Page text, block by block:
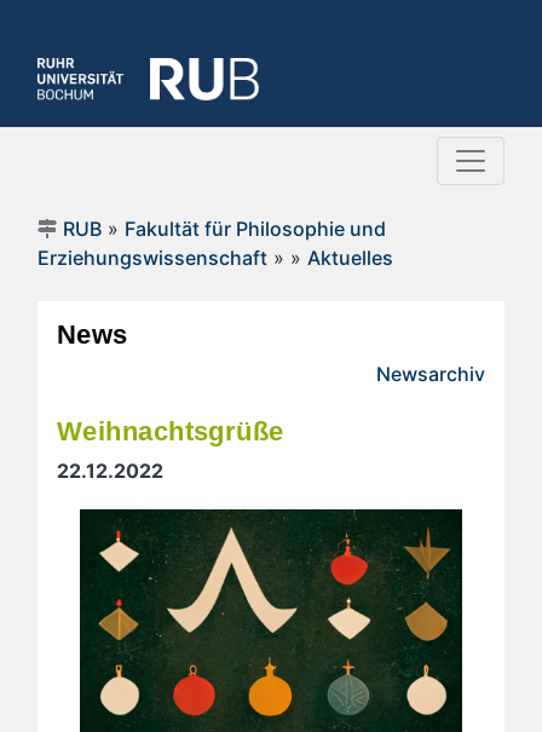
RUB » Fakultät für Philosophie und
Erziehungswissenschaft » » Aktuelles
News
Newsarchiv
Weihnachtsgrüße
22.12.2022